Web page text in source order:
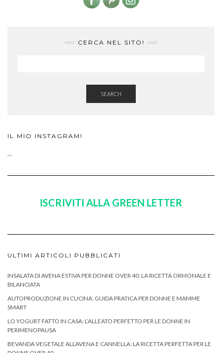
CERCA NEL SITO!
SEARCH
IL MIO INSTAGRAM!
…
ISCRIVITI ALLA GREEN LETTER
ULTIMI ARTICOLI PUBBLICATI
INSALATA DI AVENA ESTIVA PER DONNE OVER 40: LA RICETTA ORMONALE E
BILANCIATA
AUTOPRODUZIONE IN CUCINA: GUIDA PRATICA PER DONNE E MAMME
SMART
LO YOGURT FATTO IN CASA: L’ALLEATO PERFETTO PER LE DONNE IN
PERIMENOPAUSA
BEVANDA VEGETALE ALL’AVENA E CANNELLA: LA RICETTA PERFETTA PER LE